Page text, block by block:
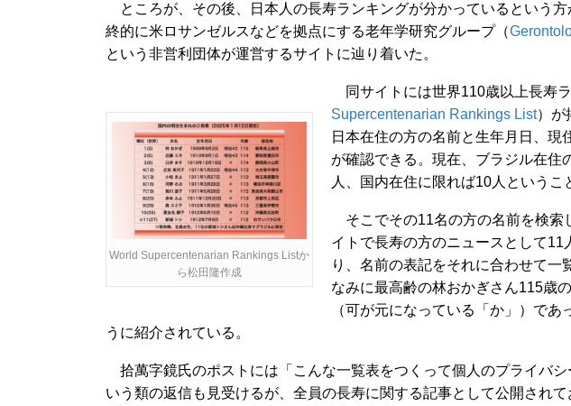
ところが、その後、日本人の長寿ランキングが分かっているという
終的に米ロサンゼルスなどを拠点にする老年学研究グループ（
という非営利団体が運営するサイトに辿り着いた。
World Supercentenarian Rankings Listか
ら松田隆作成
同サイトには世界110歳以上長寿
Supercentenarian Rankings List）が
日本在住の方の名前と生年月日、現
が確認できる。現在、ブラジル在住
人、国内在住に限れば10人というこ
そこでその11名の方の名前を検索
イトで長寿の方のニュースとして11
り、名前の表記をそれに合わせて一
なみに最高齢の林おかぎさん115歳
（可が元になっている「か」）で
うに紹介されている。
拾萬字鏡氏のポストには「こんな一覧表をつくって個人のプライバシ
いう類の返信も見受けるが、全員の長寿に関する記事として公開され